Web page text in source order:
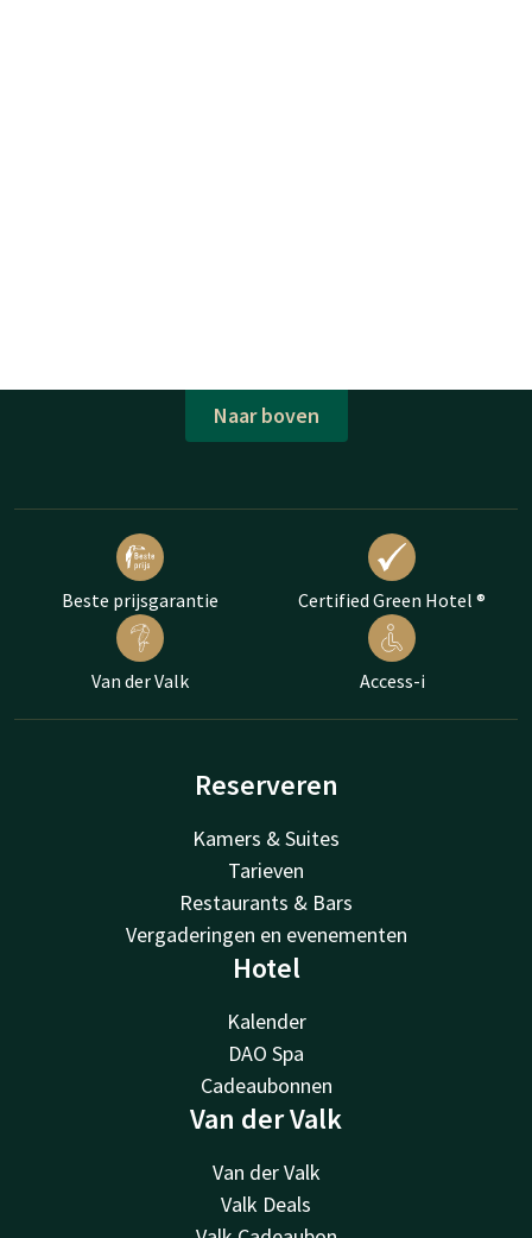
Naar boven
Beste prijsgarantie Certified Green Hotel ®
Van der Valk Access-i
Reserveren
Kamers & Suites
Tarieven
Restaurants & Bars
Vergaderingen en evenementen
Hotel
Kalender
DAO Spa
Cadeaubonnen
Van der Valk
Van der Valk
Valk Deals